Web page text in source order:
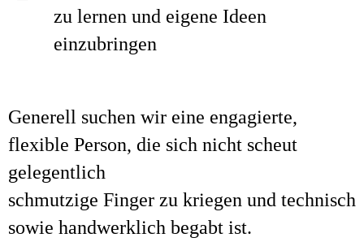
zu lernen und eigene Ideen
einzubringen
Generell suchen wir eine engagierte,
flexible Person, die sich nicht scheut
gelegentlich
schmutzige Finger zu kriegen und technisch
sowie handwerklich begabt ist.